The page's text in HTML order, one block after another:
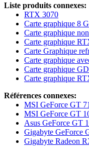
Liste produits connexes:
RTX 3070
Carte graphique 8
Carte graphique
Carte graphique
Carte Graphique
Carte graphique
Carte graphique
Carte graphique
Références connexes:
MSI GeForce GT
MSI GeForce GT
Asus GeForce GT
Gigabyte GeForce
Gigabyte Radeon